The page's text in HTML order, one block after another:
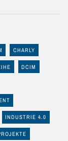
CHARLY
DCIM
INDUSTRIE 4.0